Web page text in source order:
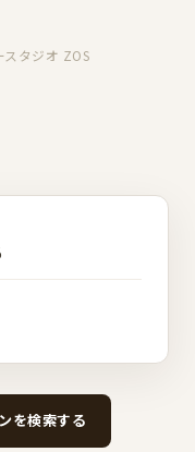
スタジオ ZOS
を検索する